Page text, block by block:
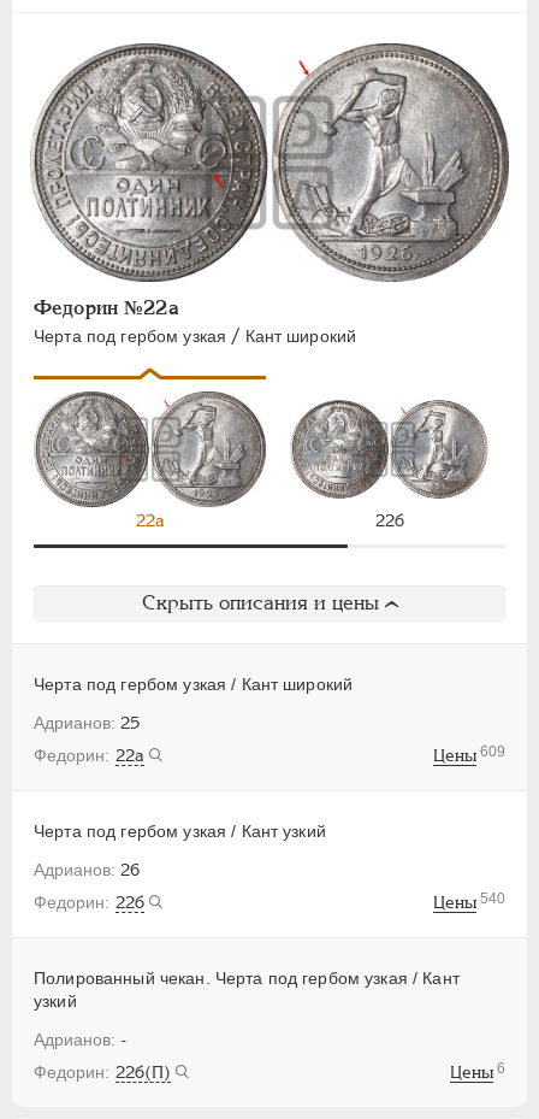
Федорин №22а
Черта под гербом узкая / Кант широкий
22а 22б
Скрыть описания и цены
Черта под гербом узкая / Кант широкий
25
22а
Цены 609
Черта под гербом узкая / Кант узкий
26
22б
Цены 540
Полированный чекан. Черта под гербом узкая / Кант
узкий
-
22б(П)
Цены 6
2 РУБЛЯ
3 РУБЛЯ
5 РУБЛЕЙ
10 РУБЛЕЙ
ЧЕРВОНЕЦ